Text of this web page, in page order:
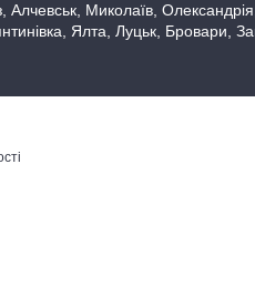
Миколаїв, Олександрія,
Ялта, Луцьк, Бровари,